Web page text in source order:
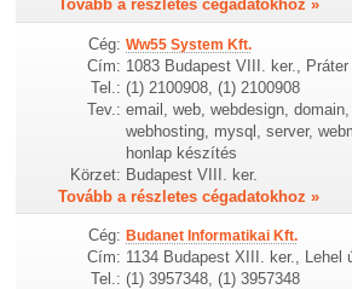
Tovább a részletes cégadatokhoz »
Cég: Ww55 System Kft.
Cím: 1083 Budapest VIII. ker., Práter
Tel.: (1) 2100908, (1) 2100908
Tev.: email, web, webdesign, domain,
webhosting, mysql, server,
honlap készítés
Körzet: Budapest VIII. ker.
Tovább a részletes cégadatokhoz »
Cég: Budanet Informatikai Kft.
Cím: 1134 Budapest XIII. ker., Lehel
Tel.: (1) 3957348, (1) 3957348